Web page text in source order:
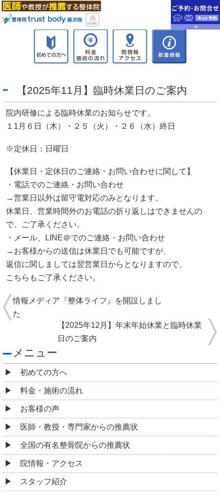
【2025年11月】臨時休業日のご案内
院内研修による臨時休業のお知らせです。
１1月６日（木）・２５（火）・２６（水）終日
※定休日：日曜日
【休業日・定休日のご連絡・お問い合わせに関して】
・電話でのご連絡・お問い合わせ
→営業日以外は留守電対応のみとなります。
休業日、営業時間外のお電話の折り返しはできませんの
で、ご了承ください。
・メール、LINE＠でのご連絡・お問い合わせ
→お客様からの送信は休業日でも可能ですが、
返信に関しましては翌営業日からとなりますので、
こちらもご了承ください。
情報メディア『整体ライフ』を開設しまし
た
【2025年12月】年末年始休業と臨時休業
日のご案内
メニュー
初めての方へ
料金・施術の流れ
お客様の声
医師・教授・専門家からの推薦状
全国の有名整骨院からの推薦状
院情報・アクセス
スタッフ紹介